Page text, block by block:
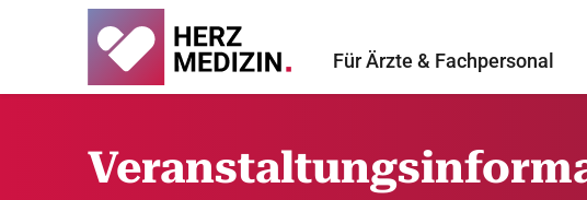
Für Ärzte & Fachpersonal